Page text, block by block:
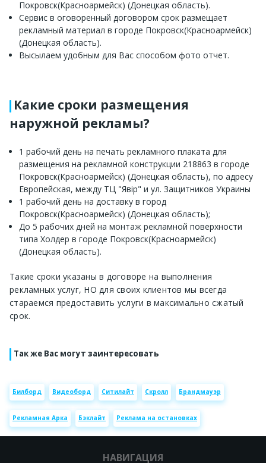
Покровск(Красноармейск) (Донецкая область).
Сервис в оговоренный договором срок размещает
рекламный материал в городе Покровск(Красноармейск)
(Донецкая область).
Высылаем удобным для Вас способом фото отчет.
Какие сроки размещения
наружной рекламы?
1 рабочий день на печать рекламного плаката для
размещения на рекламной конструкции 218863 в городе
Покровск(Красноармейск) (Донецкая область), по адресу
Европейская, между ТЦ "Явір" и ул. Защитников Украины
1 рабочий день на доставку в город
Покровск(Красноармейск) (Донецкая область);
До 5 рабочих дней на монтаж рекламной поверхности
типа Холдер в городе Покровск(Красноармейск)
(Донецкая область).
Такие сроки указаны в договоре на выполнения
рекламных услуг, НО для своих клиентов мы всегда
стараемся предоставить услуги в максимально сжатый
срок.
Так же Вас могут заинтересовать
Билборд Видеоборд Ситилайт Скролл Брандмауэр
Рекламная Арка Бэклайт Реклама на остановках
НАВИГАЦИЯ